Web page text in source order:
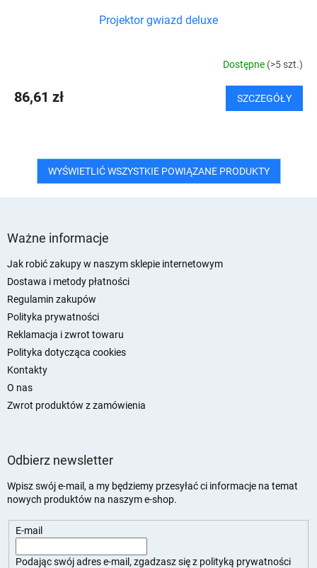
Projektor gwiazd deluxe
Dostępne (>5 szt.)
86,61 zł SZCZEGÓŁY
WYŚWIETLIĆ WSZYSTKIE POWIĄZANE PRODUKTY
Ważne informacje
Jak robić zakupy w naszym sklepie internetowym
Dostawa i metody płatności
Regulamin zakupów
Polityka prywatności
Reklamacja i zwrot towaru
Polityka dotycząca cookies
Kontakty
O nas
Zwrot produktów z zamówienia
Odbierz newsletter
Wpisz swój e-mail, a my będziemy przesyłać ci informacje na temat
nowych produktów na naszym e-shop.
E-mail
Podając swój adres e-mail, zgadzasz się z polityką prywatności